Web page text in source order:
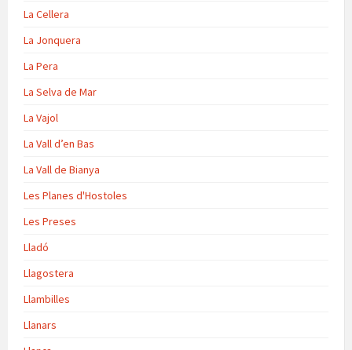
La Cellera
La Jonquera
La Pera
La Selva de Mar
La Vajol
La Vall d’en Bas
La Vall de Bianya
Les Planes d'Hostoles
Les Preses
Lladó
Llagostera
Llambilles
Llanars